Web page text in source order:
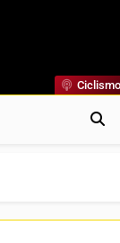
Web Ciclista De